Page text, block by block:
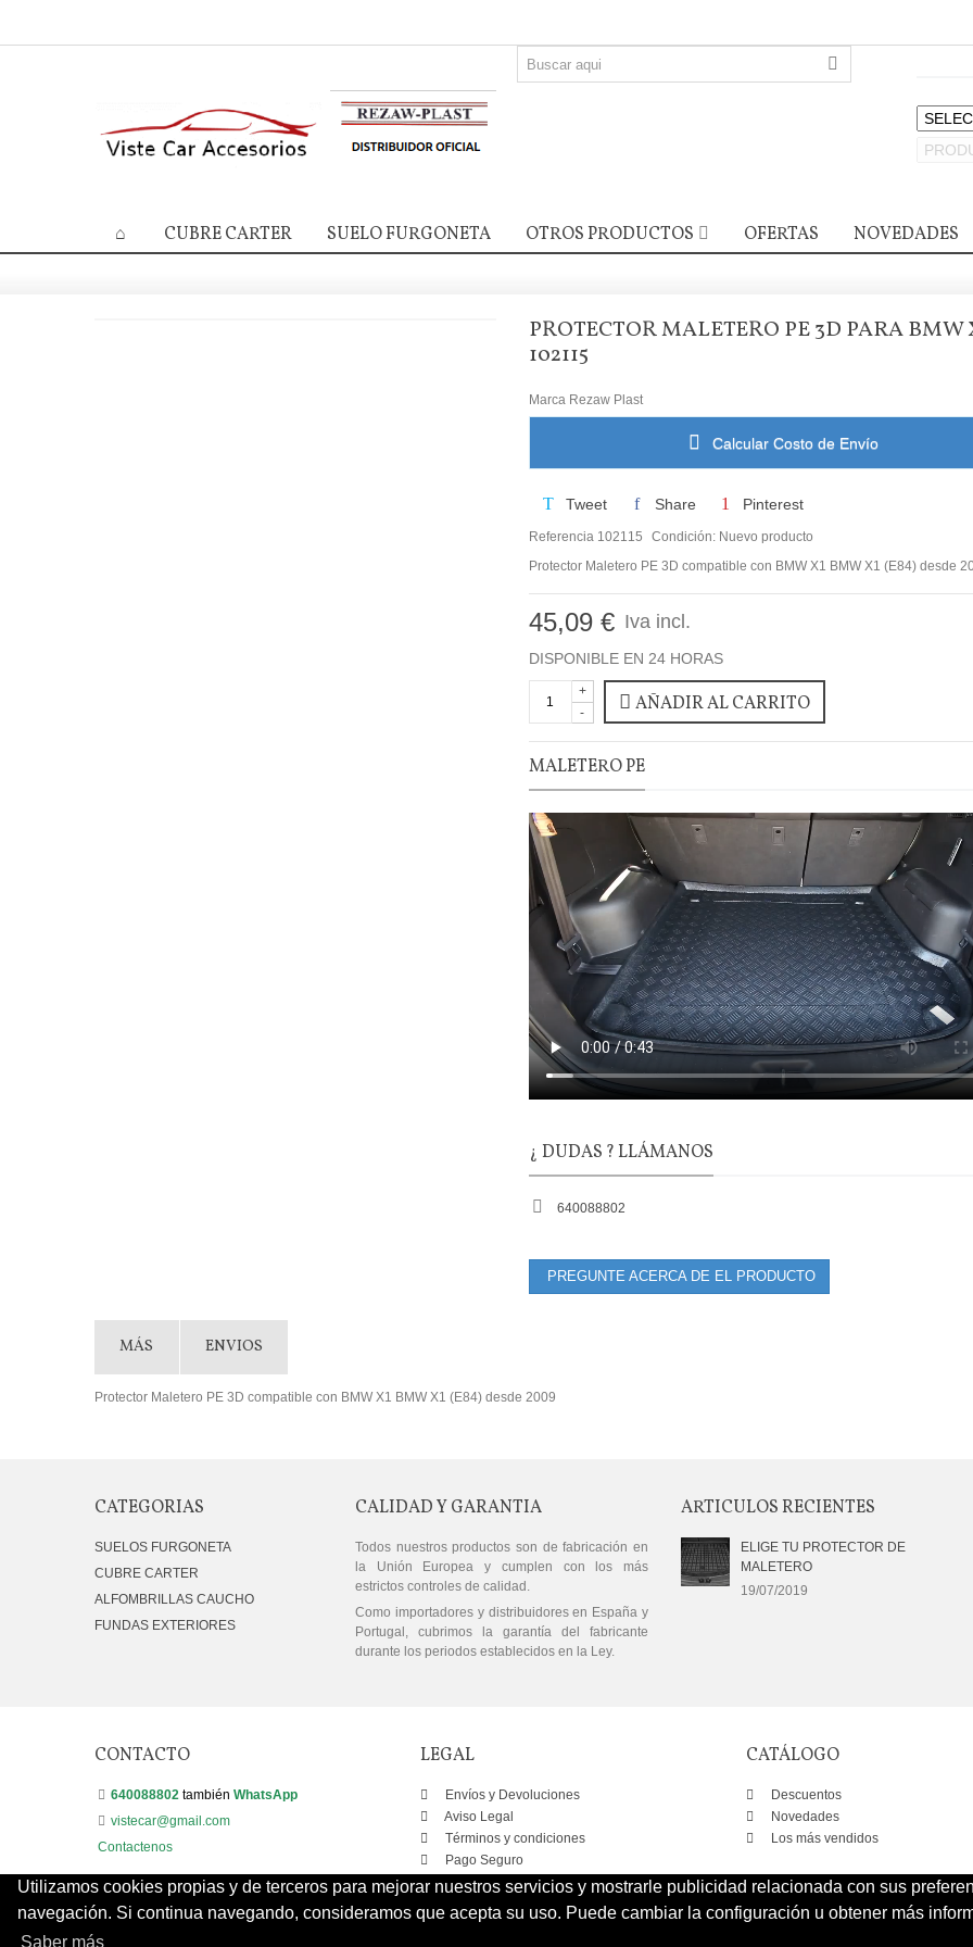
Utilizamos cookies propias y de terceros para mejorar nuestros servicios y mostrarle publicidad relacionada con sus
navegación. Si continua navegando, consideramos que acepta su uso. Puede cambiar la configuración u obtener más
Saber más
CUBRE CARTER SUELO FURGONETA OTROS PRODUCTOS OFERTAS NOVEDADES
PROTECTOR MALETERO PE 3D PARA BMW
102115
Marca Rezaw Plast
Calcular Costo de Envío
Tweet Share Pinterest
Referencia 102115 Condición: Nuevo producto
Protector Maletero PE 3D compatible con BMW X1 BMW X1 (E84) desde
45,09 € Iva incl.
DISPONIBLE EN 24 HORAS
-
+
AÑADIR AL CARRITO
MALETERO PE
¿ DUDAS ? LLÁMANOS
640088802
PREGUNTE ACERCA DE EL PRODUCTO
MÁS ENVIOS
Protector Maletero PE 3D compatible con BMW X1 BMW X1 (E84) desde 2009
CATEGORIAS
SUELOS FURGONETA
CUBRE CARTER
ALFOMBRILLAS CAUCHO
FUNDAS EXTERIORES
CALIDAD Y GARANTIA
Todos nuestros productos son de fabricación en
la Unión Europea y cumplen con los más
estrictos controles de calidad.
Como importadores y distribuidores en España y
Portugal, cubrimos la garantía del fabricante
durante los periodos establecidos en la Ley.
ARTICULOS RECIENTES
ELIGE TU PROTECTOR DE
MALETERO
19/07/2019
CONTACTO
640088802 también WhatsApp
vistecar@gmail.com
Contactenos
LEGAL
Envíos y Devoluciones
Aviso Legal
Términos y condiciones
Pago Seguro
CATÁLOGO
Descuentos
Novedades
Los más vendidos